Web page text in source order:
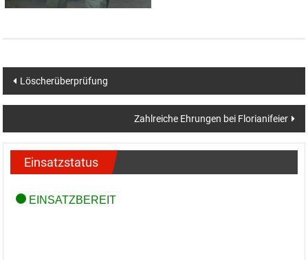
Beitragsnavigation
Löscherüberprüfung
Zahlreiche Ehrungen bei Florianifeier
Einsatzstatus